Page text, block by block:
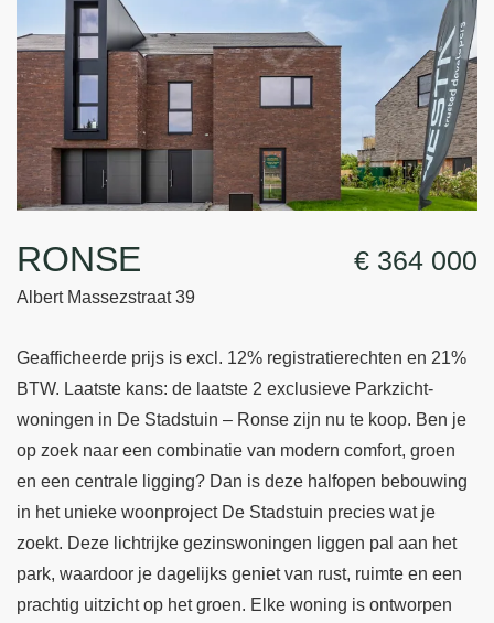
RONSE
Albert Massezstraat 39
€ 364 000
Geafficheerde prijs is excl. 12% registratierechten en 21%
BTW. Laatste kans: de laatste 2 exclusieve Parkzicht-
woningen in De Stadstuin – Ronse zijn nu te koop. Ben je
op zoek naar een combinatie van modern comfort, groen
en een centrale ligging? Dan is deze halfopen bebouwing
in het unieke woonproject De Stadstuin precies wat je
zoekt. Deze lichtrijke gezinswoningen liggen pal aan het
park, waardoor je dagelijks geniet van rust, ruimte en een
prachtig uitzicht op het groen. Elke woning is ontworpen